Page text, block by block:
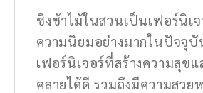
ชิงช้าไม้ในสวนเป็นเฟอร์นิเ
ความนิยมอย่างมากในปัจจุบั
เฟอร์นิเจอร์ที่สร้างความสุข
คลายได้ดี รวมถึงมีความสว